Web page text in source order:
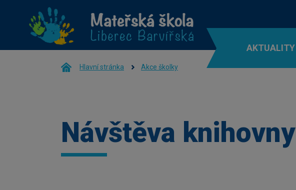
AKTUALITY
Hlavní stránka Akce školky
Návštěva knihovny